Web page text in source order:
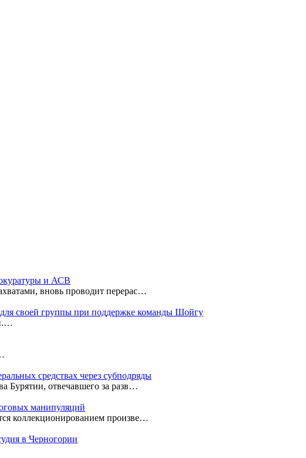
и АСВ
вновь проводит перерас…
своей группы при поддержке команды Шойгу
средствах через субподряды
Бурятии, отвечавшего за разв…
манипуляций
коллекционированием произве…
в Черногории